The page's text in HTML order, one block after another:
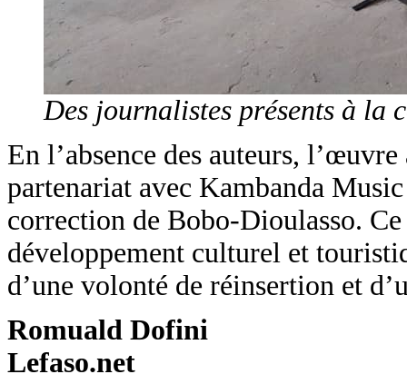
Des journalistes présents à la
En l’absence des auteurs,
partenariat avec Kambanda
correction de Bobo-Dioulasso.
développement culturel et
d’une volonté de réinsertion et
Romuald Dofini
Lefaso.net